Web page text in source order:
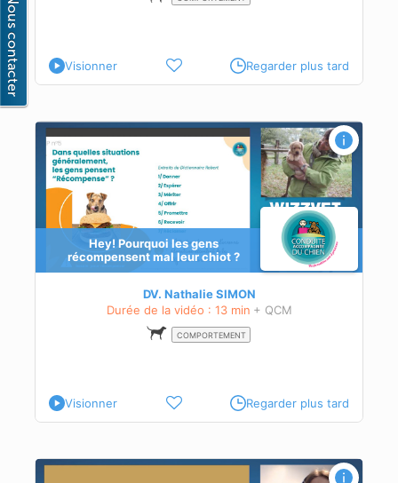
Visionner Regarder plus tard
Hey! Pourquoi les gens
récompensent mal leur chiot ?
DV. Nathalie SIMON
Durée de la vidéo : 13 min + QCM
COMPORTEMENT
Visionner Regarder plus tard